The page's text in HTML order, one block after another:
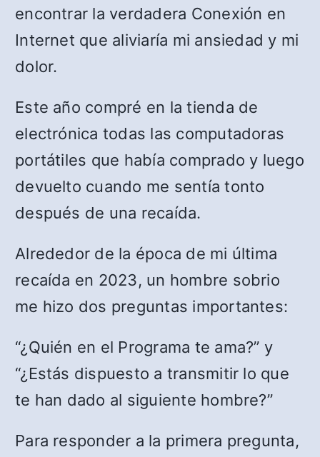
encontrar la verdadera Conexión en
Internet que aliviaría mi ansiedad y mi
dolor.
Este año compré en la tienda de
electrónica todas las computadoras
portátiles que había comprado y luego
devuelto cuando me sentía tonto
después de una recaída.
Alrededor de la época de mi última
recaída en 2023, un hombre sobrio
me hizo dos preguntas importantes:
“¿Quién en el Programa te ama?” y
“¿Estás dispuesto a transmitir lo que
te han dado al siguiente hombre?”
Para responder a la primera pregunta,